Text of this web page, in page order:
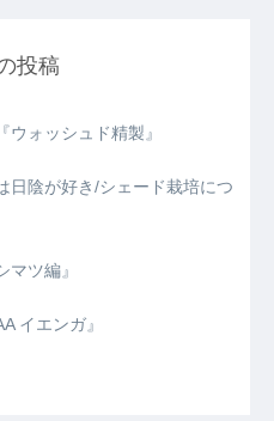
投稿
ォッシュド精製』
日陰が好き/シェード栽培につ
ツ編』
イエンガ』